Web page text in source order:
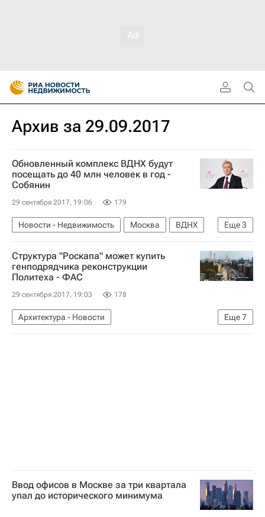
Архив за 29.09.2017
Обновленный комплекс ВДНХ будут
посещать до 40 млн человек в год -
Собянин
29 сентября 2017, 19:06 179
Еще3
Новости - Недвижимость Москва
ВДНХ
Сергей Собянин
Городская среда Россия
Структура "Роскапа" может купить
генподрядчика реконструкции
Политеха - ФАС
29 сентября 2017, 19:03 178
Еще7
Архитектура - Новости
Новости - Недвижимость
Москва
Ввод офисов в Москве за три квартала
упал до исторического минимума